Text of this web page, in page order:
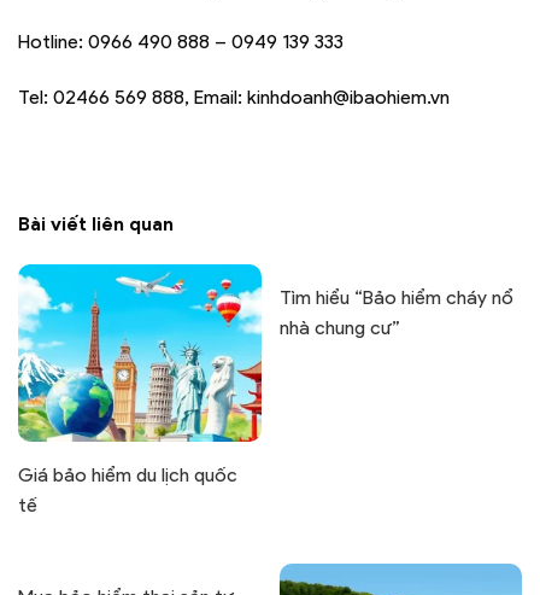
Hotline: 0966 490 888 – 0949 139 333
Tel: 02466 569 888, Email: kinhdoanh@ibaohiem.vn
Bài viết liên quan
Giá bảo hiểm du lịch quốc
tế
Tìm hiểu “Bảo hiểm cháy nổ
nhà chung cư”